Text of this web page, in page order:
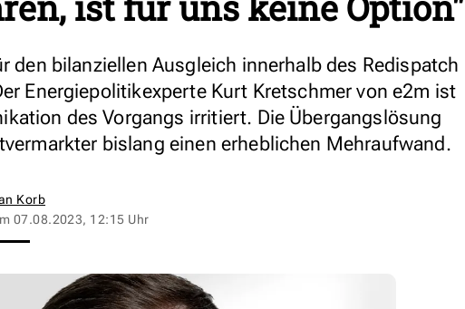
den bilanziellen Ausgleich innerhalb des Redispatch
Energiepolitikexperte Kurt Kretschmer von e2m ist
des Vorgangs irritiert. Die Übergangslösung
bislang einen erheblichen Mehraufwand.
Korb
07.08.2023, 12:15 Uhr